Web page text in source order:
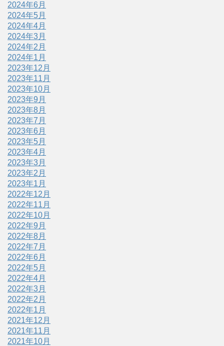
2024年6月
2024年5月
2024年4月
2024年3月
2024年2月
2024年1月
2023年12月
2023年11月
2023年10月
2023年9月
2023年8月
2023年7月
2023年6月
2023年5月
2023年4月
2023年3月
2023年2月
2023年1月
2022年12月
2022年11月
2022年10月
2022年9月
2022年8月
2022年7月
2022年6月
2022年5月
2022年4月
2022年3月
2022年2月
2022年1月
2021年12月
2021年11月
2021年10月